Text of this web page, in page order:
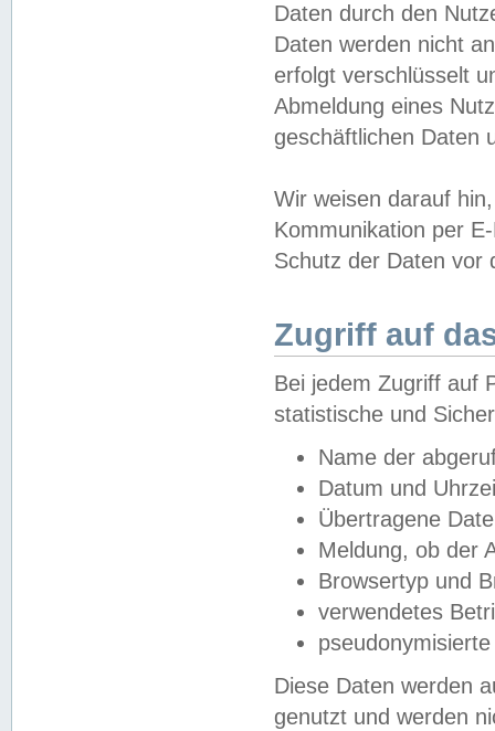
Daten durch den
Daten werden nicht
erfolgt verschlüsselt
Abmeldung eines
geschäftlichen Daten
Wir weisen darauf
Kommunikation per
Schutz der Daten vor
Zugriff auf
Bei jedem Zugriff auf
statistische und
Name der
Datum und
Übertragene
Meldung, ob der
Browsertyp und
verwendetes
Diese Daten werden
genutzt und werden